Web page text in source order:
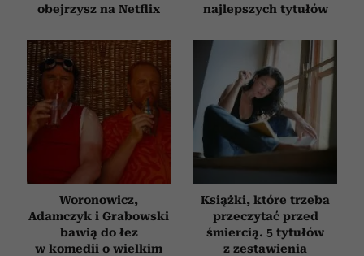
obejrzysz na Netflix
najlepszych tytułów
Woronowicz,
Adamczyk i Grabowski
bawią do łez
w komedii o wielkim
Książki, które trzeba
przeczytać przed
śmiercią. 5 tytułów
z zestawienia